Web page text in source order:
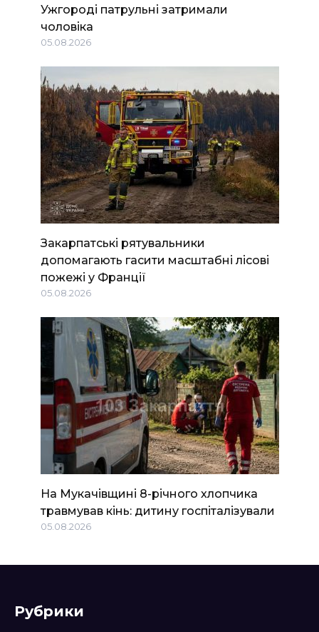
Ужгороді патрульні затримали
чоловіка
05.08.2026
Закарпатські рятувальники
допомагають гасити масштабні лісові
пожежі у Франції
05.08.2026
На Мукачівщині 8-річного хлопчика
травмував кінь: дитину госпіталізували
05.08.2026
Рубрики